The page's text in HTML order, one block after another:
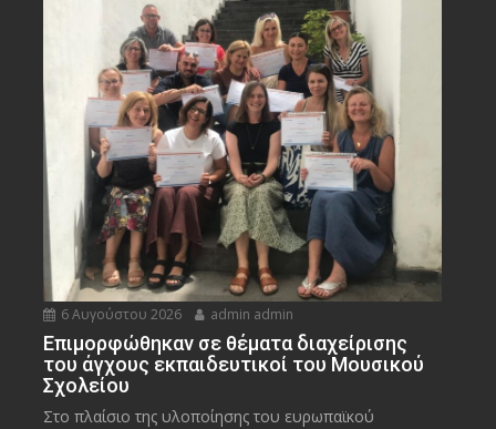
6 Αυγούστου 2026 admin admin
Eπιμορφώθηκαν σε θέματα διαχείρισης
του άγχους εκπαιδευτικοί του Μουσικού
Σχολείου
Στο πλαίσιο της υλοποίησης του ευρωπαϊκού